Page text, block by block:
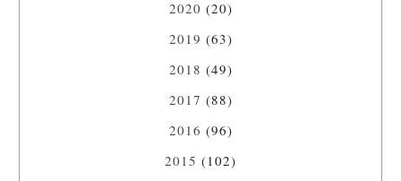
2020 (20)
2019 (63)
2018 (49)
2017 (88)
2016 (96)
2015 (102)